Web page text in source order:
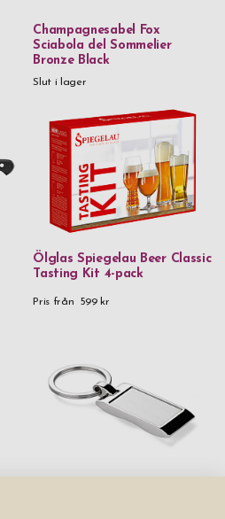
Champagnesabel Fox
Sciabola del Sommelier
Bronze Black
Slut i lager
Ölglas Spiegelau Beer Classic
Tasting Kit 4-pack
Pris från 599 kr